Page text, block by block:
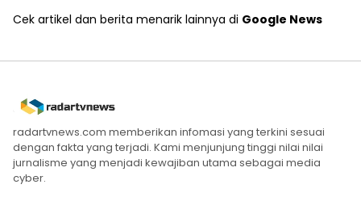
Cek artikel dan berita menarik lainnya di Google News
radartvnews.com memberikan infomasi yang terkini sesuai
dengan fakta yang terjadi. Kami menjunjung tinggi nilai nilai
jurnalisme yang menjadi kewajiban utama sebagai media
cyber.